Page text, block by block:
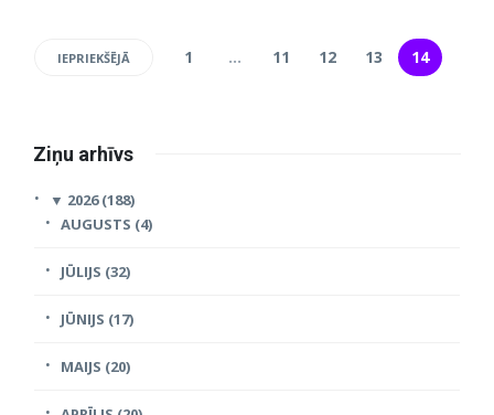
IEPRIEKŠĒJĀ 1 … 11 12 13 14
Ziņu arhīvs
▼ 2026 (188)
AUGUSTS (4)
JŪLIJS (32)
JŪNIJS (17)
MAIJS (20)